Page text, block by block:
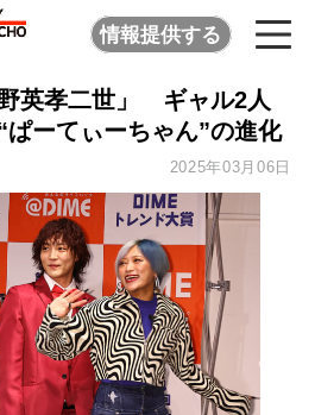
情報提供する
英孝二世」 ギャル2人
ーてぃーちゃん”の進化
2025年03月06日